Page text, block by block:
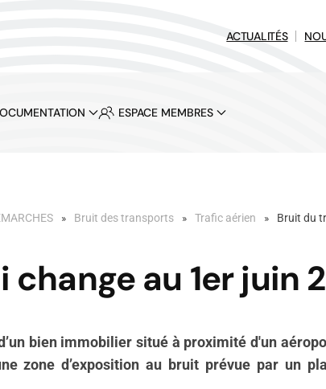
ACTUALITÉS
ESPACE MEMBRES
Bruit des transports Trafic aérien Bruit du
au 1er juin
bien immobilier situé à proximité d'un
d’exposition au bruit prévue par un